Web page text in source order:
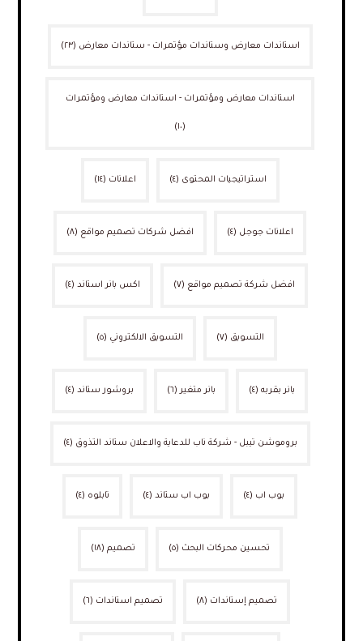
استاندات معارض وستاندات مؤتمرات - ستاندات معارض (٢٣)
استاندات معارض ومؤتمرات - استاندات معارض ومؤتمرات
(١٠)
استراتيجيات المحتوى (٤) اعلانات (١٤)
اعلانات جوجل (٤) افضل شركات تصميم مواقع (٨)
افضل شركة تصميم مواقع (٧) اكس بانر استاند (٤)
التسويق (٧) التسويق الالكتروني (٥)
بانر بقربه (٤) بانر متغير (٦) بروشور ستاند (٤)
بروموشن تيبل - شركة ناب للدعاية والاعلان ستاند التذوق (٤)
بوب اب (٤) بوب اب ستاند (٤) تابلوه (٤)
تحسين محركات البحث (٥) تصميم (١٨)
تصميم إستاندات (٨) تصميم استاندات (٦)